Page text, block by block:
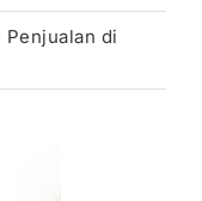
Penjualan di